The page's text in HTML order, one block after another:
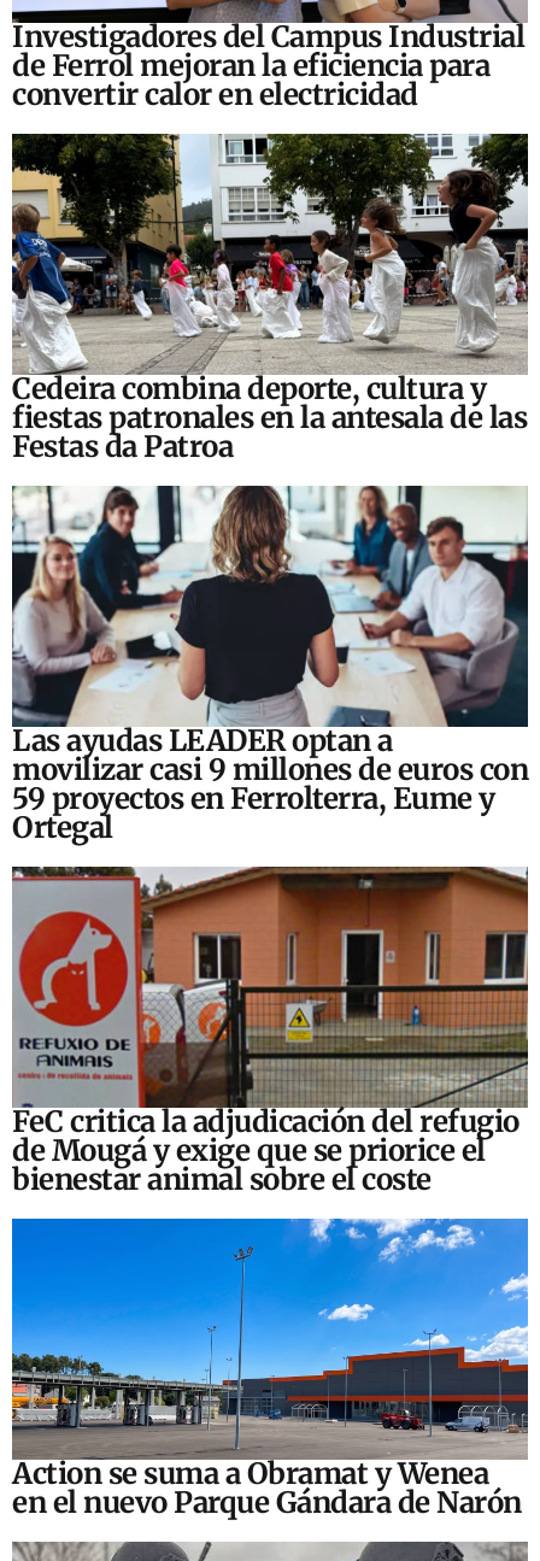
Investigadores del Campus Industrial
de Ferrol mejoran la eficiencia para
convertir calor en electricidad
Cedeira combina deporte, cultura y
fiestas patronales en la antesala de las
Festas da Patroa
Las ayudas LEADER optan a
movilizar casi 9 millones de euros con
59 proyectos en Ferrolterra, Eume y
Ortegal
FeC critica la adjudicación del refugio
de Mougá y exige que se priorice el
bienestar animal sobre el coste
Action se suma a Obramat y Wenea
en el nuevo Parque Gándara de Narón